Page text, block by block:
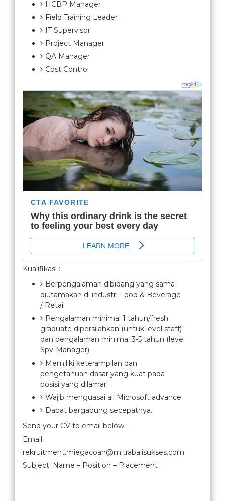
HCBP Manager
Field Training Leader
IT Supervisor
Project Manager
QA Manager
Cost Control
Kualifikasi :
Berpengalaman dibidang yang sama
diutamakan di industri Food & Beverage
/ Retail
Pengalaman minimal 1 tahun/fresh
graduate dipersilahkan (untuk level staff)
dan pengalaman minimal 3-5 tahun (level
Spv-Manager)
Memiliki keterampilan dan
pengetahuan dasar yang kuat pada
posisi yang dilamar
Wajib menguasai all Microsoft advance
Dapat bergabung secepatnya.
Send your CV to email below :
Email:
rekruitment.miegacoan@mitrabalisukses.com
Subject: Name – Position – Placement